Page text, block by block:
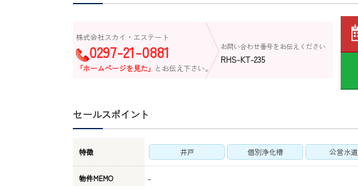
株式会社スカイ・エステート
0297-21-0881
「ホームページを見た」 とお伝え下さい。
お問い合わせ番号をお伝えください
RHS-KT-235
セールスポイント
特徴 井戸 個別浄化槽 公営水道
物件MEMO -